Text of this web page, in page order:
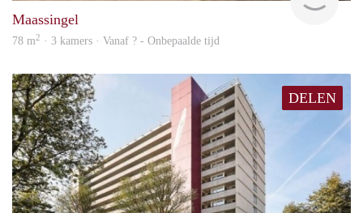
Maassingel
78 m2 · 3 kamers · Vanaf ? - Onbepaalde tijd
DELEN